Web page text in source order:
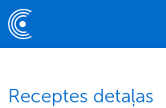
Receptes detaļas